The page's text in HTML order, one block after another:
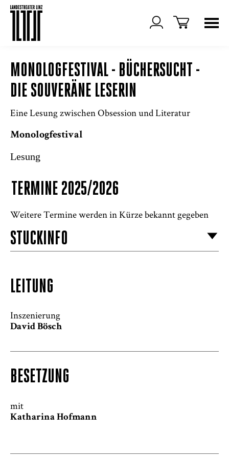
MONOLOGFESTIVAL - BÜCHERSUCHT -
DIE SOUVERÄNE LESERIN
Eine Lesung zwischen Obsession und Literatur
Monologfestival
Lesung
TERMINE 2025/2026
Weitere Termine werden in Kürze bekannt gegeben
STÜCKINFO
souveräne Leserin
LEITUNG
Inszenierung
David Bösch
BESETZUNG
mit
Katharina Hofmann